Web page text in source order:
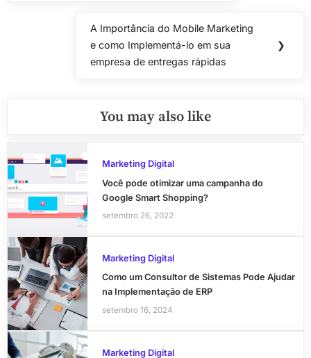
Next
Post:
A Importância do Mobile Marketing
e como Implementá-lo em sua
empresa de entregas rápidas
❯
You may also like
Marketing Digital
Você pode otimizar uma campanha do
Google Smart Shopping?
setembro 26, 2022
Marketing Digital
Como um Consultor de Sistemas Pode Ajudar
na Implementação de ERP
setembro 16, 2024
Marketing Digital